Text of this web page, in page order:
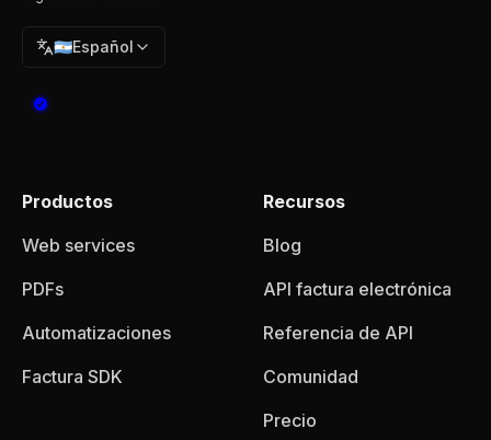
🇦🇷Español
Productos
Web services
PDFs
Automatizaciones
Factura SDK
Recursos
Blog
API factura electrónica
Referencia de API
Comunidad
Precio